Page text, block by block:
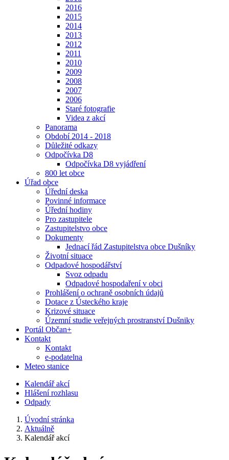
2016
2015
2014
2013
2012
2011
2010
2009
2008
2007
2006
Staré fotografie
Videa z akcí
Panorama
Období 2014 - 2018
Důležité odkazy
Odpočívka D8
Odpočívka D8 vyjádření
800 let obce
Úřad obce
Úřední deska
Povinné informace
Úřední hodiny
Pro zastupitele
Zastupitelstvo obce
Dokumenty
Jednací řád Zastupitelstva obce Dušníky
Životní situace
Odpadové hospodářství
Svoz odpadu
Odpadové hospodaření v obci
Prohlášení o ochraně osobních údajů
Dotace z Ústeckého kraje
Krizové situace
Územní studie veřejných prostranství Dušniky
Portál Občan+
Kontakt
Kontakt
e-podatelna
Meteo stanice
Kalendář akcí
Hlášení rozhlasu
Odpady
Úvodní stránka
Aktuálně
Kalendář akcí